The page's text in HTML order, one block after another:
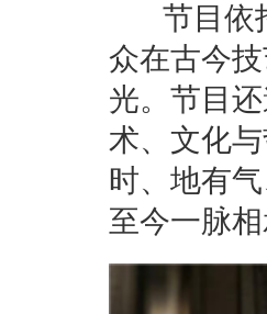
节目依托
众在古今
光。节目
术、文化
时、地有
至今一脉